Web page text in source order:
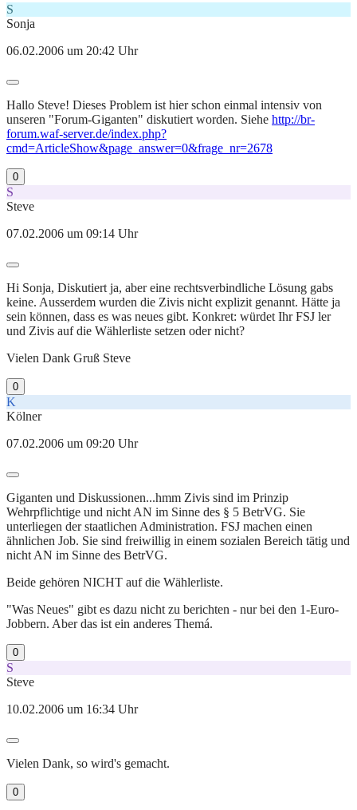
S
Sonja
06.02.2006 um 20:42 Uhr
Hallo Steve! Dieses Problem ist hier schon einmal intensiv von
unseren "Forum-Giganten" diskutiert worden. Siehe http://br-
forum.waf-server.de/index.php?
cmd=ArticleShow&page_answer=0&frage_nr=2678
0
S
Steve
07.02.2006 um 09:14 Uhr
Hi Sonja, Diskutiert ja, aber eine rechtsverbindliche Lösung gabs
keine. Ausserdem wurden die Zivis nicht explizit genannt. Hätte ja
sein können, dass es was neues gibt. Konkret: würdet Ihr FSJ ler
und Zivis auf die Wählerliste setzen oder nicht?
Vielen Dank Gruß Steve
0
K
Kölner
07.02.2006 um 09:20 Uhr
Giganten und Diskussionen...hmm Zivis sind im Prinzip
Wehrpflichtige und nicht AN im Sinne des § 5 BetrVG. Sie
unterliegen der staatlichen Administration. FSJ machen einen
ähnlichen Job. Sie sind freiwillig in einem sozialen Bereich tätig und
nicht AN im Sinne des BetrVG.
Beide gehören NICHT auf die Wählerliste.
"Was Neues" gibt es dazu nicht zu berichten - nur bei den 1-Euro-
Jobbern. Aber das ist ein anderes Themá.
0
S
Steve
10.02.2006 um 16:34 Uhr
Vielen Dank, so wird's gemacht.
0